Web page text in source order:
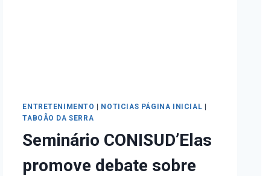
ENTRETENIMENTO NOTICIAS PÁGINA INICIAL
TABOÃO DA SERRA
Seminário CONISUD’Elas
promove debate sobre